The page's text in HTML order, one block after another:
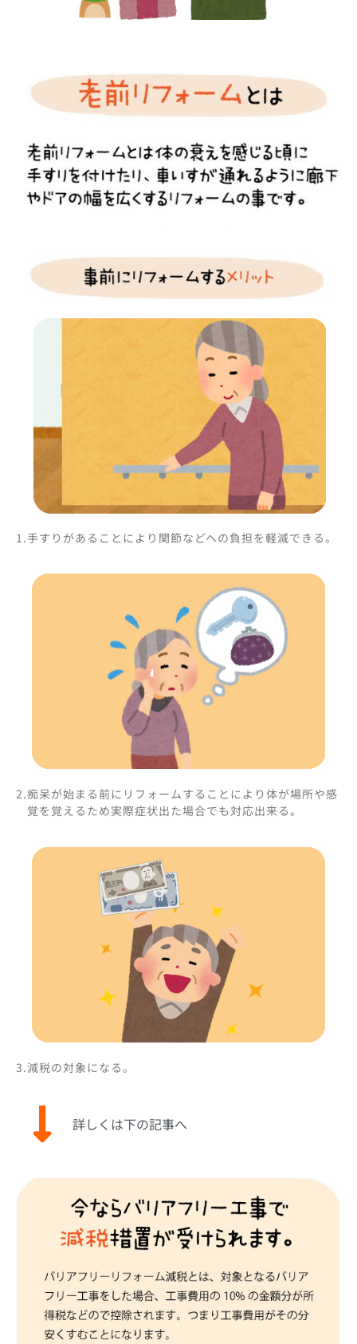
1.手すりがあることにより関節などへの負担を軽減できる。
2.痴呆が始まる前にリフォームすることにより体が場所や感
覚を覚えるため実際症状出た場合でも対応出来る。
3.減税の対象になる。
詳しくは下の記事へ